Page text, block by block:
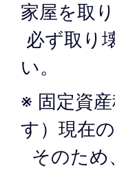
家屋を取
必ず取り
い。
※ 固定資
す）現在
そのため